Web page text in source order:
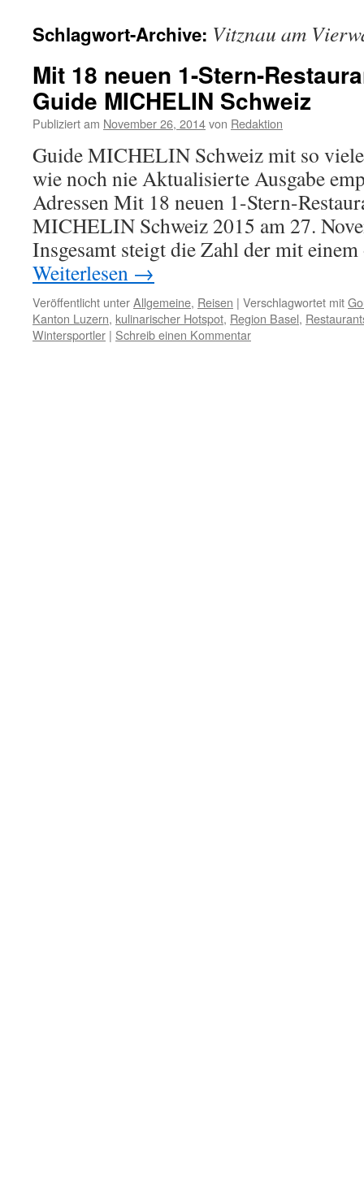
Schlagwort-Archive: Vitznau am
Mit 18 neuen 1-Stern-
Guide MICHELIN Schweiz
Publiziert am November 26, 2014von Redaktion
Guide MICHELIN Schweiz mit so
wie noch nie Aktualisierte Ausgabe
Adressen Mit 18 neuen 1-Stern-
MICHELIN Schweiz 2015 am 27.
Insgesamt steigt die Zahl der mit
Weiterlesen →
Veröffentlicht unterAllgemeine, Reisen | Verschlagwortet mit
Kanton Luzern, kulinarischer Hotspot, Region Basel,
Wintersportler | Schreib einen Kommentar